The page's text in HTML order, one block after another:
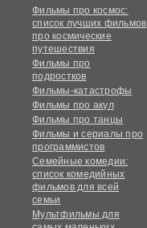
Фильмы про космос:
список лучших фильмов
про космические
путешествия
Фильмы про
подростков
Фильмы-катастрофы
Фильмы про акул
Фильмы про танцы
Фильмы и сериалы про
программистов
Семейные комедии:
список комедийных
фильмов для всей
семьи
Мультфильмы для